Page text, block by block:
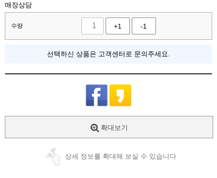
매장상담
수량 +1 -1
선택하신 상품은 고객센터로 문의주세요.
확대보기
상세 정보를 확대해 보실 수 있습니다